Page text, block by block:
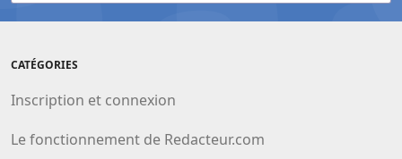
CATÉGORIES
Inscription et connexion
Le fonctionnement de Redacteur.com